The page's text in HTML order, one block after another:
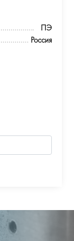
ПЭ
Россия